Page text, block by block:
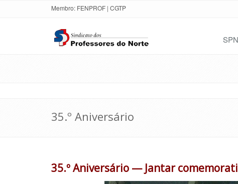
Membro: FENPROF | CGTP
SPN
35.º Aniversário
35.º Aniversário — Jantar